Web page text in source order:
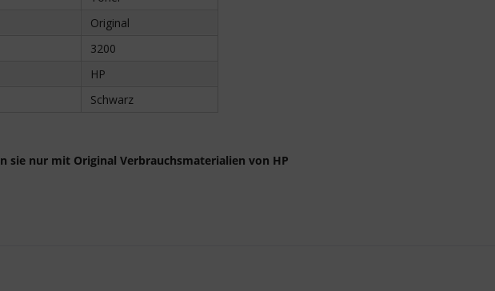
Original
3200
HP
Schwarz
sie nur mit Original Verbrauchsmaterialien von HP